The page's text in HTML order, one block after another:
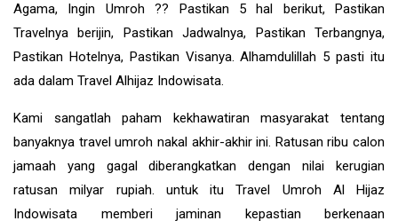
Agama, Ingin Umroh ?? Pastikan 5 hal berikut, Pastikan
Travelnya berijin, Pastikan Jadwalnya, Pastikan Terbangnya,
Pastikan Hotelnya, Pastikan Visanya. Alhamdulillah 5 pasti itu
ada dalam Travel Alhijaz Indowisata.
Kami sangatlah paham kekhawatiran masyarakat tentang
banyaknya travel umroh nakal akhir-akhir ini. Ratusan ribu calon
jamaah yang gagal diberangkatkan dengan nilai kerugian
ratusan milyar rupiah. untuk itu Travel Umroh Al Hijaz
Indowisata memberi jaminan kepastian berkenaan